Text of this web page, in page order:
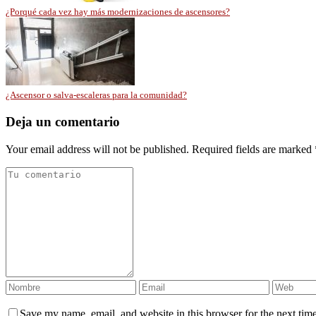
¿Porqué cada vez hay más modernizaciones de ascensores?
¿Ascensor o salva-escaleras para la comunidad?
Deja un comentario
Your email address will not be published. Required fields are marked
Save my name, email, and website in this browser for the next